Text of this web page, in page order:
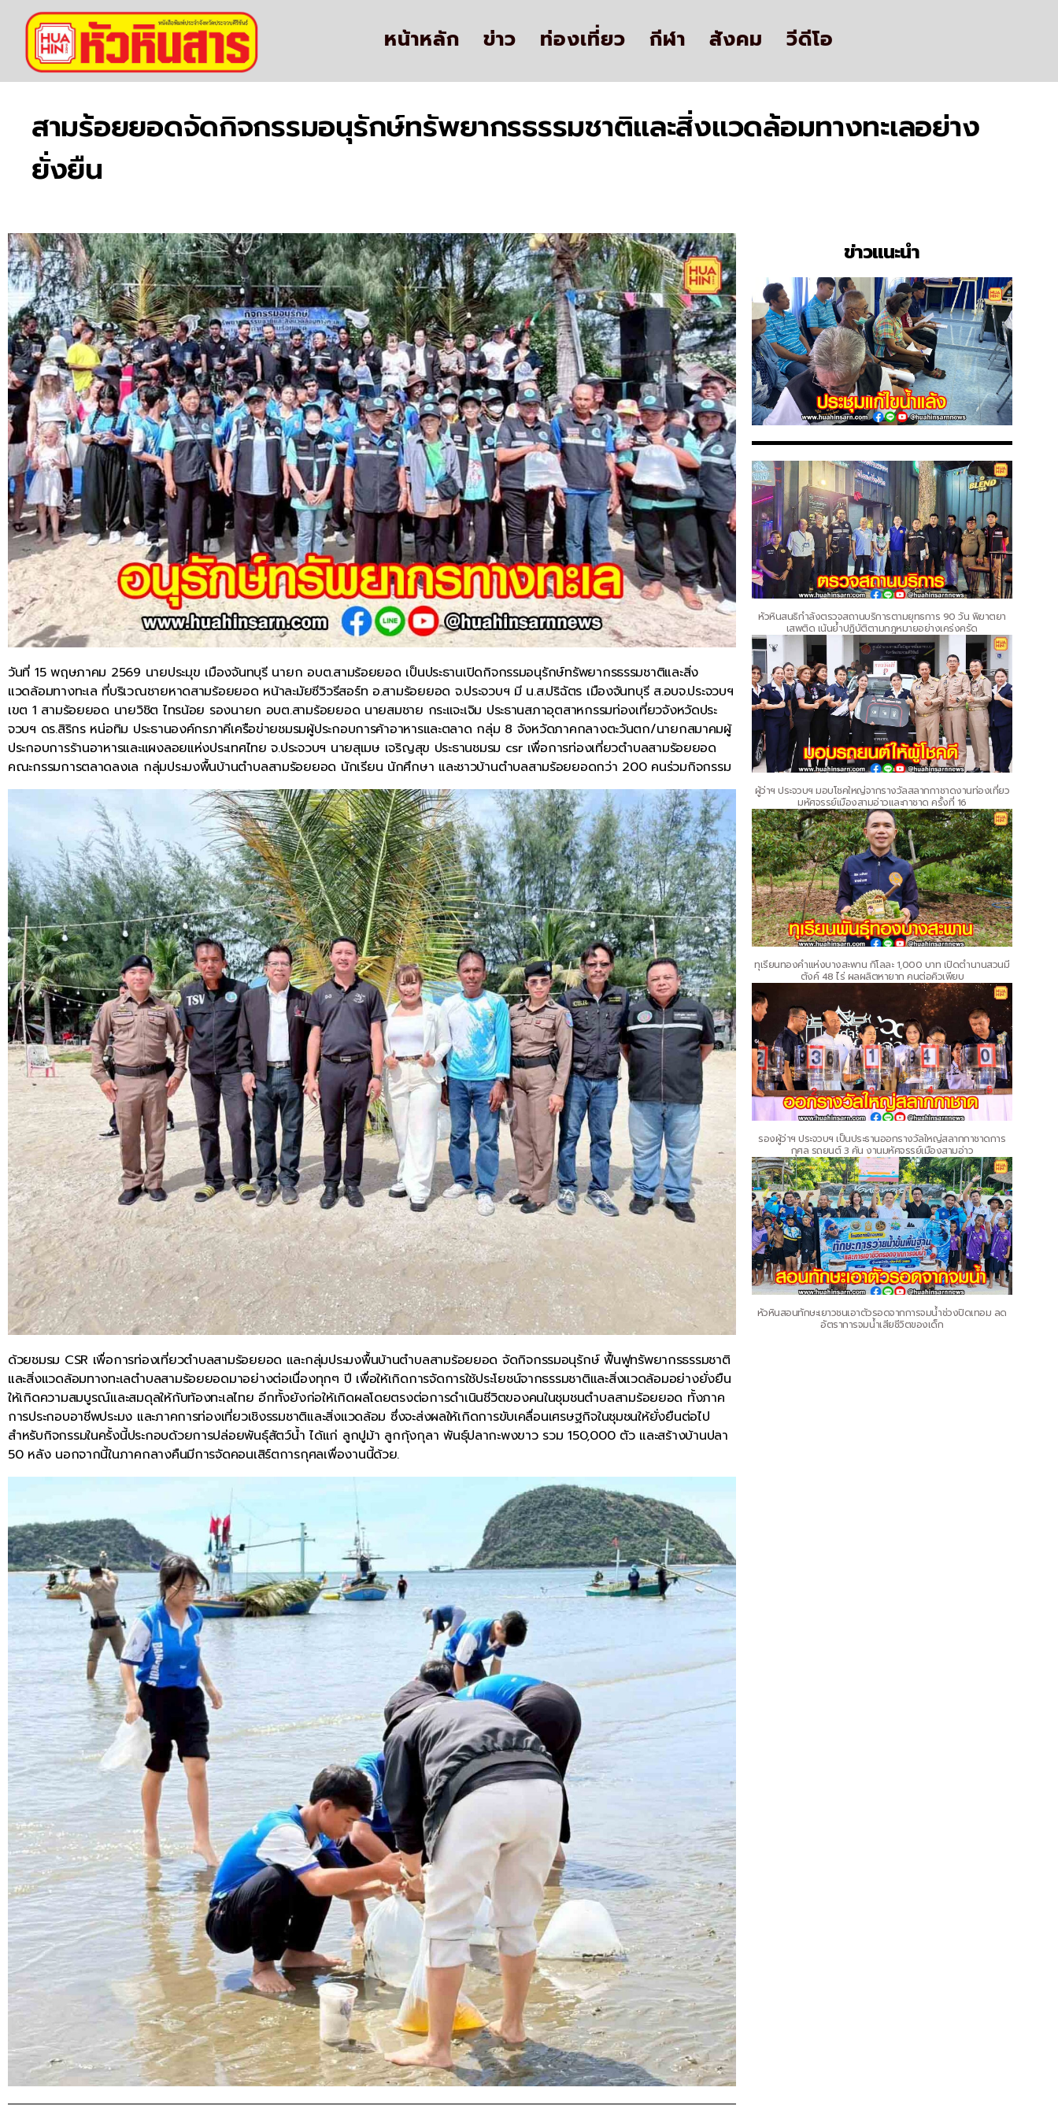
หน้าหลัก ข่าว ท่องเที่ยว กีฬา สังคม วีดีโอ
สามร้อยยอดจัดกิจกรรมอนุรักษ์ทรัพยากรธรรมชาติและสิ่งแวดล้อมทางทะเลอย่าง
ยั่งยืน
วันที่ 15 พฤษภาคม 2569 นายประมุข เมืองจันทบุรี นายก อบต.สามร้อยยอด เป็นประธานเปิดกิจกรรมอนุรักษ์ทรัพยากรธรรมชาติและสิ่ง
แวดล้อมทางทะเล ที่บริเวณชายหาดสามร้อยยอด หน้าละมัยซีวิวรีสอร์ท อ.สามร้อยยอด จ.ประจวบฯ มี น.ส.ปริฉัตร เมืองจันทบุรี ส.อบจ.ประจวบฯ
เขต 1 สามร้อยยอด นายวิชิต ไทรน้อย รองนายก อบต.สามร้อยยอด นายสมชาย กระแจะเจิม ประธานสภาอุตสาหกรรมท่องเที่ยวจังหวัดประ
จวบฯ ดร.สิริกร หน่อทิม ประธานองค์กรภาคีเครือข่ายชมรมผู้ประกอบการค้าอาหารและตลาด กลุ่ม 8 จังหวัดภาคกลางตะวันตก/นายกสมาคมผู้
ประกอบการร้านอาหารและแผงลอยแห่งประเทศไทย จ.ประจวบฯ นายสุเมษ เจริญสุข ประธานชมรม csr เพื่อการท่องเที่ยวตำบลสามร้อยยอด
คณะกรรมการตลาดลงเล กลุ่มประมงพื้นบ้านตำบลสามร้อยยอด นักเรียน นักศึกษา และชาวบ้านตำบลสามร้อยยอดกว่า 200 คนร่วมกิจกรรม
ด้วยชมรม CSR เพื่อการท่องเที่ยวตำบลสามร้อยยอด และกลุ่มประมงพื้นบ้านตำบลสามร้อยยอด จัดกิจกรรมอนุรักษ์ ฟื้นฟูทรัพยากรธรรมชาติ
และสิ่งแวดล้อมทางทะเลตำบลสามร้อยยอดมาอย่างต่อเนื่องทุกๆ ปี เพื่อให้เกิดการจัดการใช้ประโยชน์จากธรรมชาติและสิ่งแวดล้อมอย่างยั่งยืน
ให้เกิดความสมบูรณ์และสมดุลให้กับท้องทะเลไทย อีกทั้งยังก่อให้เกิดผลโดยตรงต่อการดำเนินชีวิตของคนในชุมชนตำบลสามร้อยยอด ทั้งภาค
การประกอบอาชีพประมง และภาคการท่องเที่ยวเชิงรรมชาติและสิ่งแวดล้อม ซึ่งจะส่งผลให้เกิดการขับเคลื่อนเศรษฐกิจในชุมชนให้ยั่งยืนต่อไป
สำหรับกิจกรรมในครั้งนี้ประกอบด้วยการปล่อยพันธุ์สัตว์น้ำ ได้แก่ ลูกปูม้า ลูกกุ้งกุลา พันธุ์ปลากะพงขาว รวม 150,000 ตัว และสร้างบ้านปลา
50 หลัง นอกจากนี้ในภาคกลางคืนมีการจัดคอนเสิร์ตการกุศลเพื่องานนี้ด้วย.
ข่าวแนะนำ
หัวหินสนธิกำลังตรวจสถานบริการตามยุทธการ 90 วัน พิฆาตยา
เสพติด เน้นย้ำปฏิบัติตามกฎหมายอย่างเคร่งครัด
ผู้ว่าฯ ประจวบฯ มอบโชคใหญ่จากรางวัลสลากกาชาดงานท่องเที่ยว
มหัศจรรย์เมืองสามอ่าวและกาชาด ครั้งที่ 16
ทุเรียนทองคำแห่งบางสะพาน กิโลละ 1,000 บาท เปิดตำนานสวนมี
ตังค์ 48 ไร่ ผลผลิตหายาก คนต่อคิวเพียบ
รองผู้ว่าฯ ประจวบฯ เป็นประธานออกรางวัลใหญ่สลากกาชาดการ
กุศล รถยนต์ 3 คัน งานมหัศจรรย์เมืองสามอ่าว
หัวหินสอนทักษะเยาวชนเอาตัวรอดจากการจมน้ำช่วงปิดเทอม ลด
อัตราการจมน้ำเสียชีวิตของเด็ก